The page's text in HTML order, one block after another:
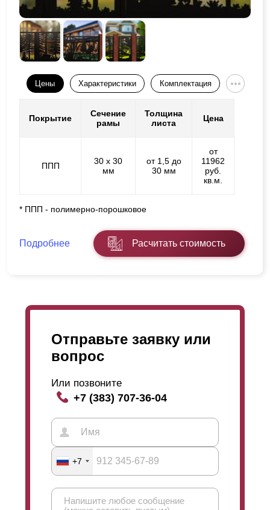
Цены Характеристики Комплектация
Покрытие
Сечение
рамы
Толщина
листа
Цена
ППП
30 х 30
мм
от 1,5 до
30 мм
от
11962
руб.
кв.м.
* ППП - полимерно-порошковое
Подробнее Расчитать стоимость
Отправьте заявку или
вопрос
Или позвоните
+7 (383) 707-36-04
+7